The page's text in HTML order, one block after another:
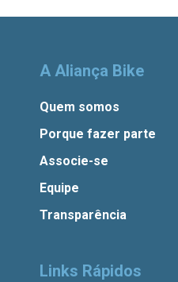
A Aliança Bike
Quem somos
Porque fazer parte
Associe-se
Equipe
Transparência
Links Rápidos